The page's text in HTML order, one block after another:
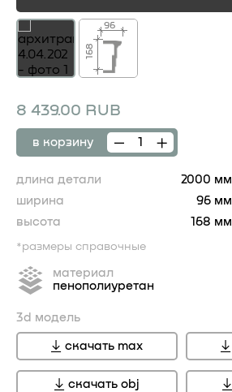
ru 96
168
8 439.00 RUB
в корзину
длина детали
2000 мм
ширина
96 мм
высота
168 мм
*размеры справочные
материал
пенополиуретан
3d модель
скачать max
скачать obj